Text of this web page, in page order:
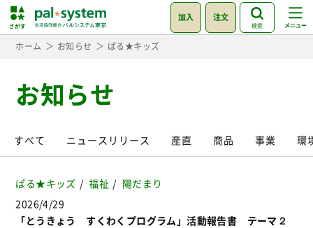
加入 注文
検索
ホーム お知らせ ぱる★キッズ
お知らせ
すべて ニュースリリース 産直 商品 事業 環
ぱる★キッズ 福祉
陽だまり
2026/4/29
「とうきょう すくわくプログラム」活動報告書 テーマ２